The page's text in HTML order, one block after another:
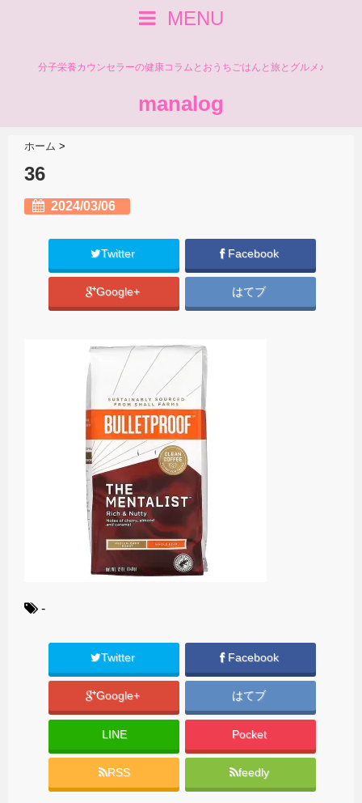
MENU
分子栄養カウンセラーの健康コラムとおうちごはんと旅とグルメ♪
manalog
ホーム >
36
2024/03/06
Twitter Facebook
Google+ はてブ
-
Twitter Facebook
Google+ はてブ
LINE Pocket
RSS feedly